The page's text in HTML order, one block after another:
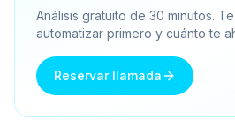
Análisis gratuito de 30 minutos.
automatizar primero y cuánto te
Reservar llamada